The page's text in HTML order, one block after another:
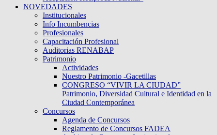
NOVEDADES
Institucionales
Info Incumbencias
Profesionales
Capacitación Profesional
Auditorias RENABAP
Patrimonio
Actividades
Nuestro Patrimonio -Gacetillas
CONGRESO “VIVIR LA CIUDAD”
Patrimonio, Diversidad Cultural e Identidad en la
Ciudad Contemporánea
Concursos
Agenda de Concursos
Reglamento de Concursos FADEA